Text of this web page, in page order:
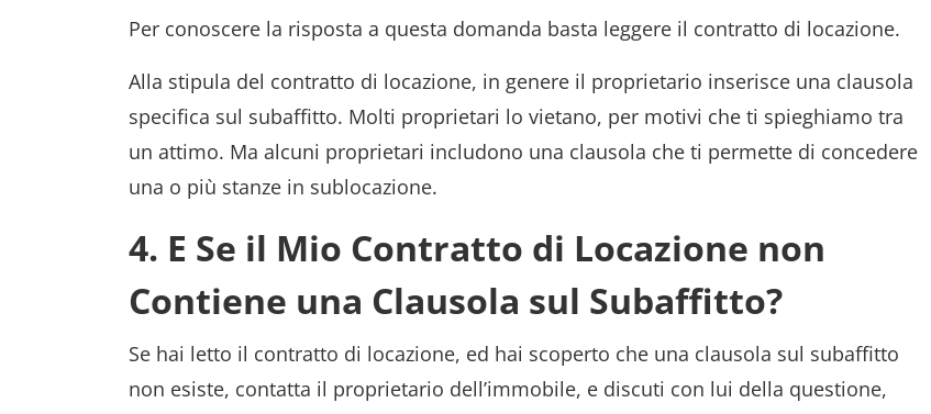
Per conoscere la risposta a questa domanda basta leggere il contratto di locazione.
Alla stipula del contratto di locazione, in genere il proprietario inserisce una clausola
specifica sul subaffitto. Molti proprietari lo vietano, per motivi che ti spieghiamo tra
un attimo. Ma alcuni proprietari includono una clausola che ti permette di concedere
una o più stanze in sublocazione.
4. E Se il Mio Contratto di Locazione non
Contiene una Clausola sul Subaffitto?
Se hai letto il contratto di locazione, ed hai scoperto che una clausola sul subaffitto
non esiste, contatta il proprietario dell’immobile, e discuti con lui della questione,